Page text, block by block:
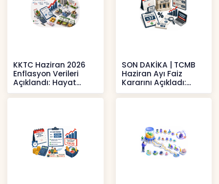
KKTC Haziran 2026
Enflasyon Verileri
Açıklandı: Hayat
Pahalılığı Yükselişini
Sür
SON DAKİKA | TCMB
Haziran Ayı Faiz
Kararını Açıkladı:
Politika Faizi Yüzde
37’de